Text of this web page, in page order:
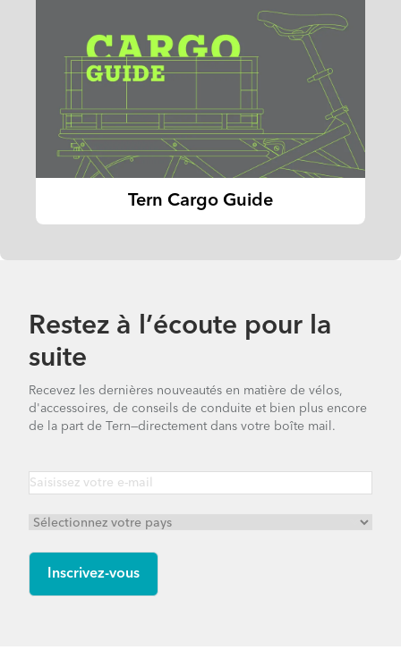
Tern Cargo Guide
Restez à l’écoute pour la
suite
Recevez les dernières nouveautés en matière de vélos,
d'accessoires, de conseils de conduite et bien plus encore
de la part de Tern—directement dans votre boîte mail.